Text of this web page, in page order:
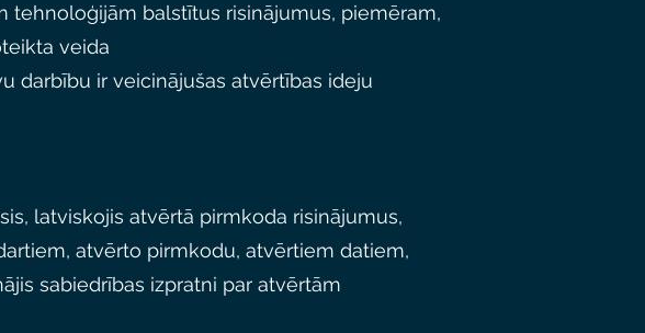
tehnoloģijām balstītus risinājumus, piemēram,
veida
darbību ir veicinājušas atvērtības ideju
latviskojis atvērtā pirmkoda risinājumus,
atvērto pirmkodu, atvērtiem datiem,
sabiedrības izpratni par atvērtām